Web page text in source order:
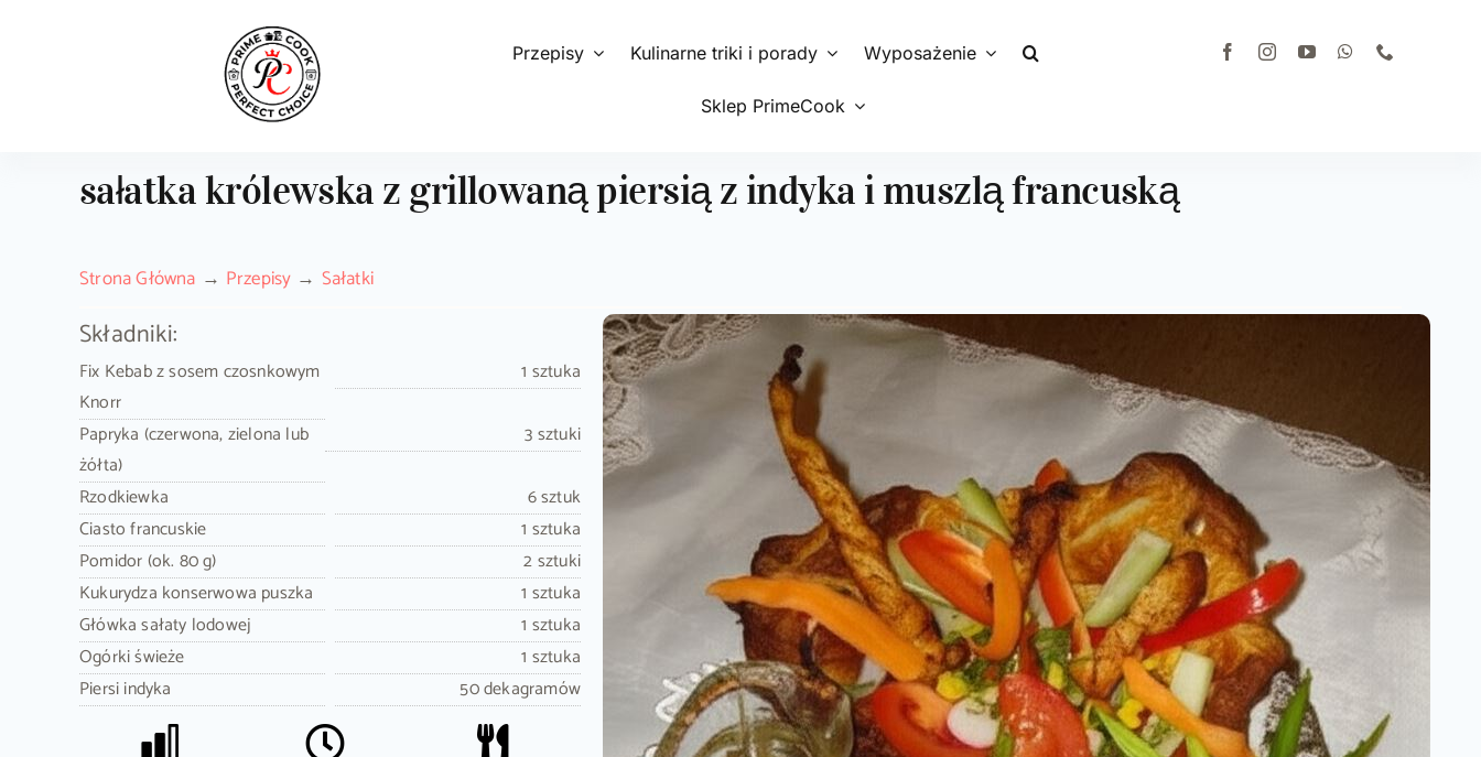
Przepisy Kulinarne triki i porady Wyposażenie
Sklep PrimeCook
sałatka królewska z grillowaną piersią z indyka i muszlą francuską
Strona Główna Przepisy Sałatki
Składniki:
Fix Kebab z sosem czosnkowym
Knorr
1 sztuka
Papryka (czerwona, zielona lub
żółta)
3 sztuki
Rzodkiewka
6 sztuk
Ciasto francuskie
1 sztuka
Pomidor (ok. 80 g)
2 sztuki
Kukurydza konserwowa puszka
1 sztuka
Główka sałaty lodowej
1 sztuka
Ogórki świeże
1 sztuka
Piersi indyka
50 dekagramów